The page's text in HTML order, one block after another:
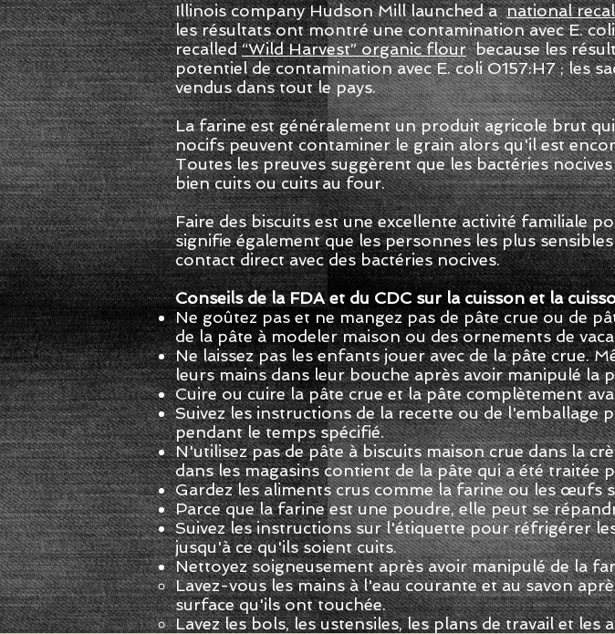
Illinois company Hudson Mill launched anational
les résultats ont montré une contamination avec E.
recalled“Wild Harvest” organic flourbecause les
potentiel de contamination avec E. coli O157:H7 ; les
vendus dans tout le pays.
La farine est généralement un produit agricole brut
nocifs peuvent contaminer le grain alors qu'il est
Toutes les preuves suggèrent que les bactéries
bien cuits ou cuits au four.
Faire des biscuits est une excellente activité familiale
signifie également que les personnes les plus
contact direct avec des bactéries nocives.
Conseils de la FDA et du CDC sur la cuisson et la
Ne goûtez pas et ne mangez pas de pâte crue ou de
de la pâte à modeler maison ou des ornements de
Ne laissez pas les enfants jouer avec de la pâte crue.
leurs mains dans leur bouche après avoir manipulé la
Cuire ou cuire la pâte crue et la pâte complètement
Suivez les instructions de la recette ou de
pendant le temps spécifié.
N'utilisez pas de pâte à biscuits maison crue dans la
dans les magasins contient de la pâte qui a été traitée
Gardez les aliments crus comme la farine ou les œufs
Parce que la farine est une poudre, elle peut se
Suivez les instructions sur l'étiquette pour réfrigérer
jusqu'à ce qu'ils soient cuits.
Nettoyez soigneusement après avoir manipulé de la
Lavez-vous les mains à l'eau courante et au savon
surface qu'ils ont touchée.
Lavez les bols, les ustensiles, les plans de travail et les